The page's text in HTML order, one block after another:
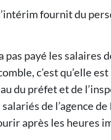
fournit du
pas payé les salaires
c’est qu’elle
du préfet et de
de l’agence de
après les heures